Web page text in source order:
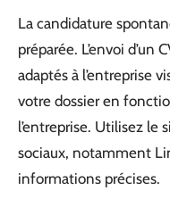
La candidature
préparée. L’envoi d’un
adaptés à l’entreprise
votre dossier en
l’entreprise. Utilisez le
sociaux, notamment
informations précises.